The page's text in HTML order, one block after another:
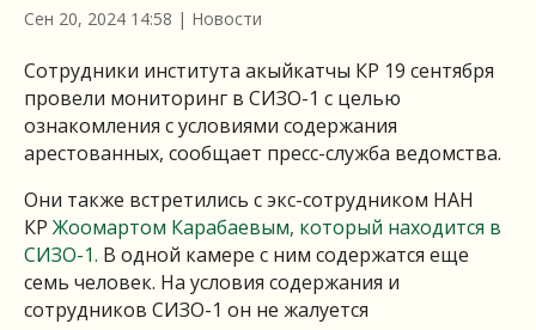
Сен 20, 2024 14:58 | Новости
Сотрудники института акыйкатчы КР 19 сентября
провели мониторинг в СИЗО-1 с целью
ознакомления с условиями содержания
арестованных, сообщает пресс-служба ведомства.
Они также встретились с экс-сотрудником НАН
КР Жоомартом Карабаевым, который находится в
СИЗО-1. В одной камере с ним содержатся еще
семь человек. На условия содержания и
сотрудников СИЗО-1 он не жалуется